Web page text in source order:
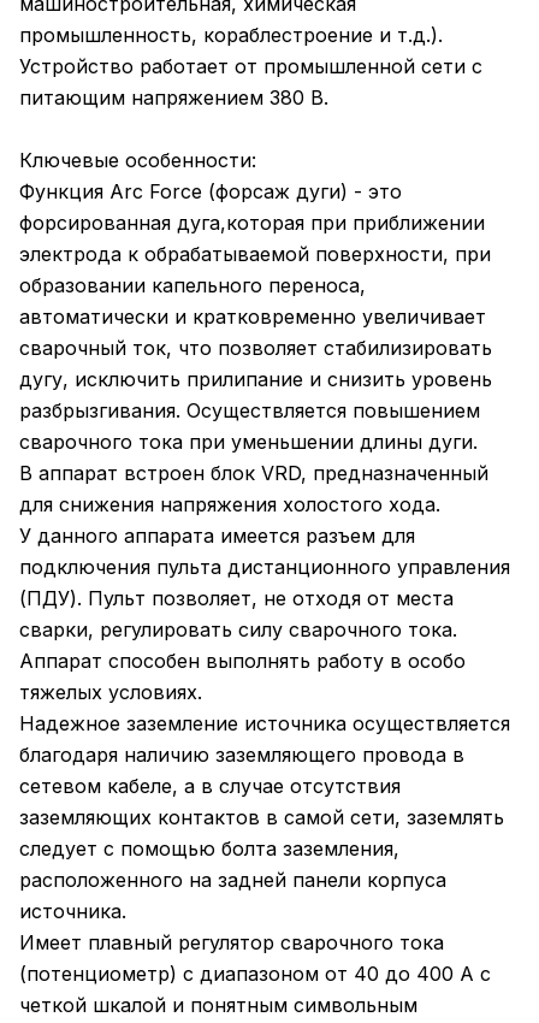
промышленность, кораблестроение и т.д.).
Устройство работает от промышленной сети с
питающим напряжением 380 В.
Ключевые особенности:
Функция Arc Force (форсаж дуги) - это
форсированная дуга,которая при приближении
электрода к обрабатываемой поверхности, при
образовании капельного переноса,
автоматически и кратковременно увеличивает
сварочный ток, что позволяет стабилизировать
дугу, исключить прилипание и снизить уровень
разбрызгивания. Осуществляется повышением
сварочного тока при уменьшении длины дуги.
В аппарат встроен блок VRD, предназначенный
для снижения напряжения холостого хода.
У данного аппарата имеется разъем для
подключения пульта дистанционного управления
(ПДУ). Пульт позволяет, не отходя от места
сварки, регулировать силу сварочного тока.
Аппарат способен выполнять работу в особо
тяжелых условиях.
Надежное заземление источника осуществляется
благодаря наличию заземляющего провода в
сетевом кабеле, а в случае отсутствия
заземляющих контактов в самой сети, заземлять
следует с помощью болта заземления,
расположенного на задней панели корпуса
источника.
Имеет плавный регулятор сварочного тока
(потенциометр) с диапазоном от 40 до 400 А с
четкой шкалой и понятным символьным